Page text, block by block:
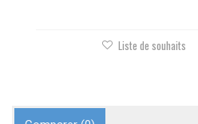
Liste de souhaits